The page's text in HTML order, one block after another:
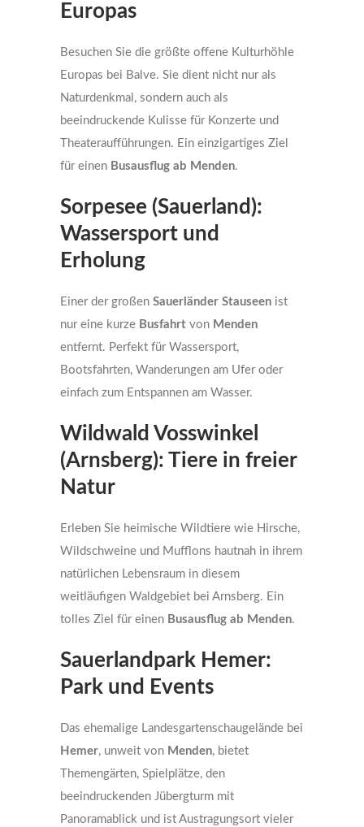
Europas
Besuchen Sie die größte offene Kulturhöhle
Europas bei Balve. Sie dient nicht nur als
Naturdenkmal, sondern auch als
beeindruckende Kulisse für Konzerte und
Theateraufführungen. Ein einzigartiges Ziel
für einen Busausflug ab Menden.
Sorpesee (Sauerland):
Wassersport und
Erholung
Einer der großen Sauerländer Stauseen ist
nur eine kurze Busfahrt von Menden
entfernt. Perfekt für Wassersport,
Bootsfahrten, Wanderungen am Ufer oder
einfach zum Entspannen am Wasser.
Wildwald Vosswinkel
(Arnsberg): Tiere in freier
Natur
Erleben Sie heimische Wildtiere wie Hirsche,
Wildschweine und Mufflons hautnah in ihrem
natürlichen Lebensraum in diesem
weitläufigen Waldgebiet bei Arnsberg. Ein
tolles Ziel für einen Busausflug ab Menden.
Sauerlandpark Hemer:
Park und Events
Das ehemalige Landesgartenschaugelände bei
Hemer, unweit von Menden, bietet
Themengärten, Spielplätze, den
beeindruckenden Jübergturm mit
Panoramablick und ist Austragungsort vieler